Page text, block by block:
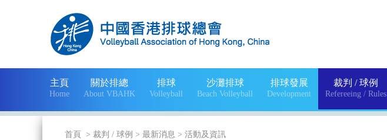
主頁
Home
關於排總
About VBAHK
排球
Volleyball
沙灘排球
Beach Volleyball
排球發展
Development
裁判 / 球例
Refereeing / Rules
首頁 > 裁判 / 球例 > 最新消息 > 活動及資訊